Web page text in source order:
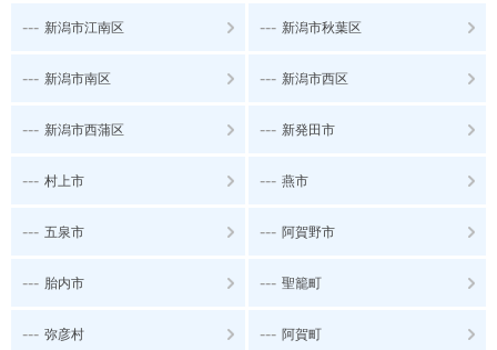
--- 新潟市江南区 --- 新潟市秋葉区
--- 新潟市南区 --- 新潟市西区
--- 新潟市西蒲区 --- 新発田市
--- 村上市 --- 燕市
--- 五泉市 --- 阿賀野市
--- 胎内市 --- 聖籠町
--- 弥彦村 --- 阿賀町